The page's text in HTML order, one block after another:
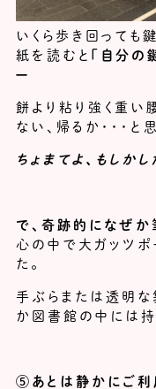
いくら歩き回っても
紙を読むと 「自分の
ー
餅より粘り強く重い
ない、帰るか・・・と
ちょまてよ、もしかし
で、奇跡的になぜか
心の中で大ガッツポ
た。
手ぶらまたは透明な
か図書館の中には持
⑤あとは静かにご利